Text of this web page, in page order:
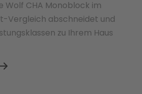
Wolf CHA Monoblock im
Vergleich abschneidet und
zu Ihrem Haus